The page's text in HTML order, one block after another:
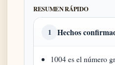
RESUMEN RÁPIDO
1 Hechos
1004 es el número